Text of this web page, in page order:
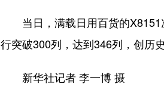
当日，满载日用百货的X8151
行突破300列，达到346列，创历
新华社记者 李一博 摄